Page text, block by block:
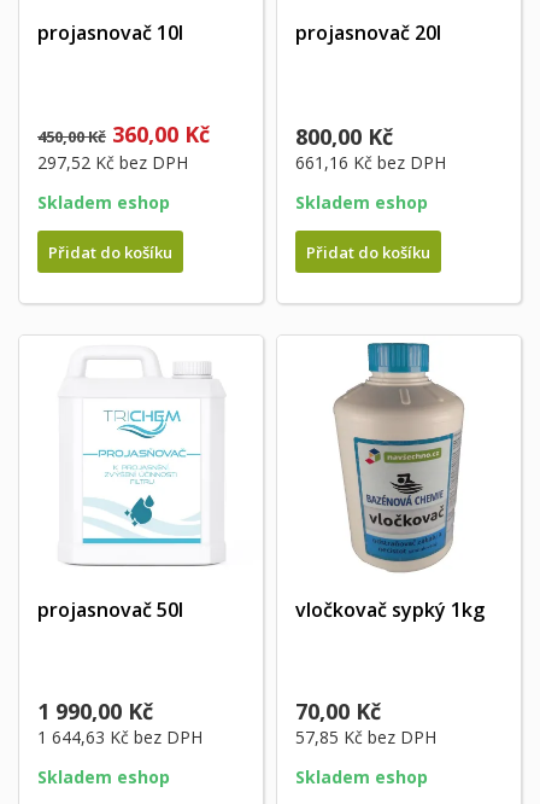
projasnovač 10l
450,00 Kč 360,00 Kč
297,52 Kč bez DPH
Skladem eshop
Přidat do košíku
projasnovač 20l
800,00 Kč
661,16 Kč bez DPH
Skladem eshop
Přidat do košíku
projasnovač 50l
1 990,00 Kč
1 644,63 Kč bez DPH
Skladem eshop
vločkovač sypký 1kg
70,00 Kč
57,85 Kč bez DPH
Skladem eshop